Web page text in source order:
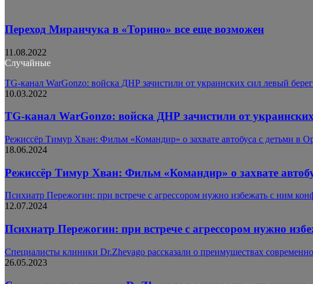
Переход Миранчука в «Торино» все еще возможен
11.08.2022
Случайные
TG-канал WarGonzo: войска ДНР зачистили от украинских сил левый
10.03.2022
TG-канал WarGonzo: войска ДНР зачистили от
Режиссёр Тимур Хван: Фильм «Командир» о захвате автобуса с детьми в
18.06.2024
Режиссёр Тимур Хван: Фильм «Командир» о захвате
Психиатр Пережогин: при встрече с агрессором нужно избежать с ним
12.07.2024
Психиатр Пережогин: при встрече с агрессором нужно
Специалисты клиники Dr.Zhevago рассказали о преимуществах
26.05.2023